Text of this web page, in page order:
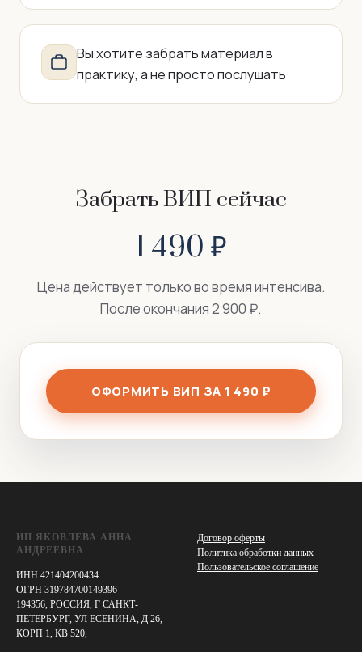
Вы хотите забрать материал в
практику, а не просто послушать
Забрать ВИП сейчас
1 490 ₽
Цена действует только во время интенсива.
После окончания 2 900 ₽.
ОФОРМИТЬ ВИП ЗА 1 490 ₽
ИП ЯКОВЛЕВА АННА
АНДРЕЕВНА
ИНН 421404200434
ОГРН 319784700149396
194356, РОССИЯ, Г САНКТ-
ПЕТЕРБУРГ, УЛ ЕСЕНИНА, Д 26,
КОРП 1, КВ 520,
Договор оферты
Политика обработки данных
Пользовательское соглашение